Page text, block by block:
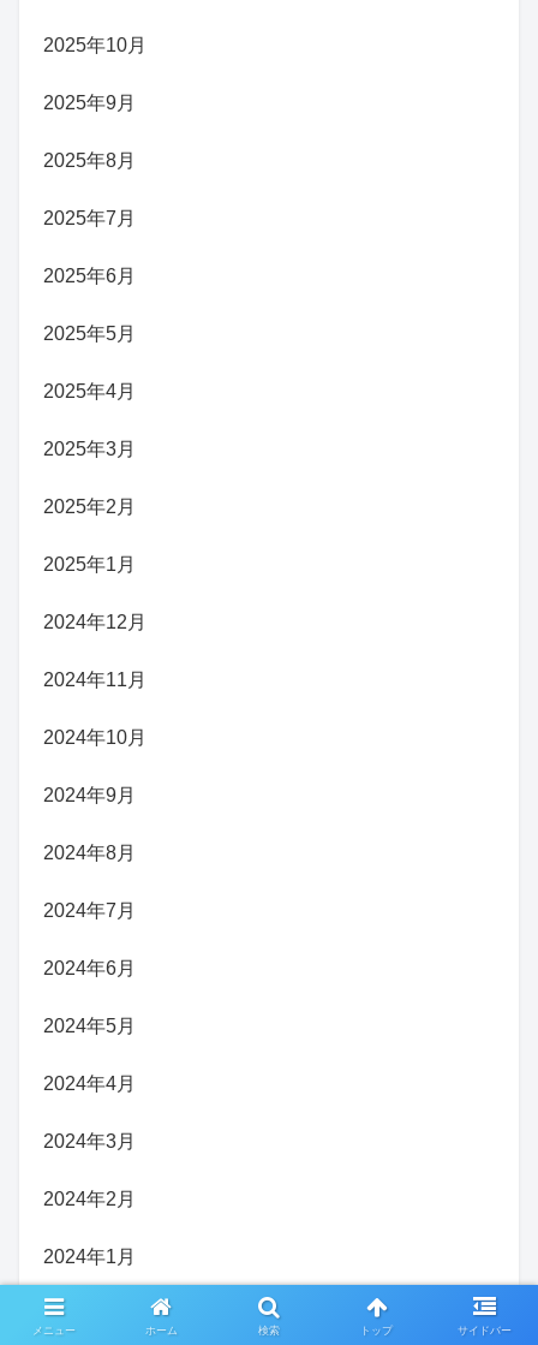
2025年10月
2025年9月
2025年8月
2025年7月
2025年6月
2025年5月
2025年4月
2025年3月
2025年2月
2025年1月
2024年12月
2024年11月
2024年10月
2024年9月
2024年8月
2024年7月
2024年6月
2024年5月
2024年4月
2024年3月
2024年2月
2024年1月
2023年12月
メニュー ホーム 検索 トップ サイドバー